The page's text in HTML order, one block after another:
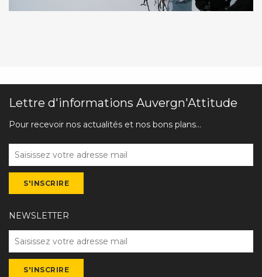
Lettre d'informations Auvergn'Attitude
Pour recevoir nos actualités et nos bons plans...
NEWSLETTER